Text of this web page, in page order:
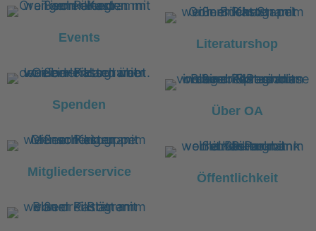
Events
Spenden
Mitgliederservice
Literaturshop
Über OA
Öffentlichkeit